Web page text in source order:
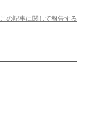
この記事に関して報告する